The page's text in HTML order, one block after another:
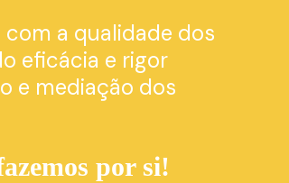
a qualidade dos
eficácia e rigor
e mediação dos
por si!